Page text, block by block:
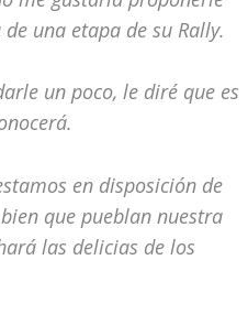
una etapa de su Rally.
un poco, le diré que es
en disposición de
que pueblan nuestra
las delicias de los